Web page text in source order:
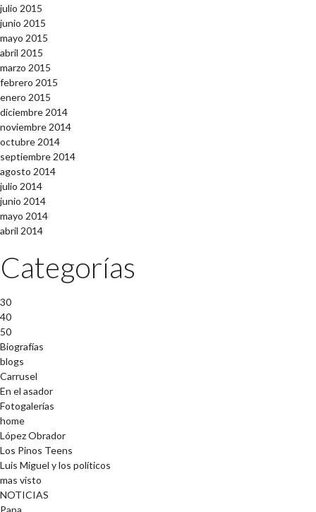
julio 2015
junio 2015
mayo 2015
abril 2015
marzo 2015
febrero 2015
enero 2015
diciembre 2014
noviembre 2014
octubre 2014
septiembre 2014
agosto 2014
julio 2014
junio 2014
mayo 2014
abril 2014
Categorías
30
40
50
Biografías
blogs
Carrusel
En el asador
Fotogalerías
home
López Obrador
Los Pinos Teens
Luis Miguel y los políticos
mas visto
NOTICIAS